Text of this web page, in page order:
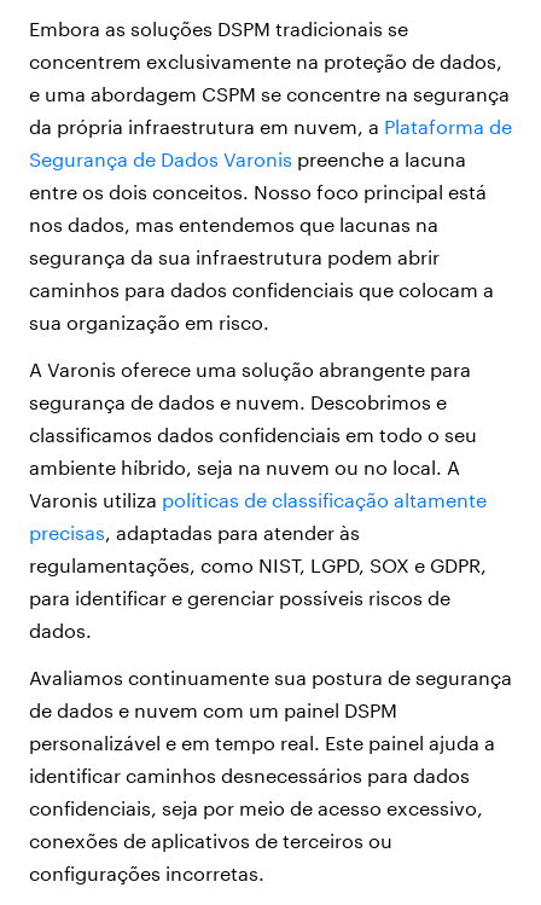
Embora as soluções DSPM tradicionais se
concentrem exclusivamente na proteção de dados,
e uma abordagem CSPM se concentre na segurança
da própria infraestrutura em nuvem, a Plataforma de
Segurança de Dados Varonis preenche a lacuna
entre os dois conceitos. Nosso foco principal está
nos dados, mas entendemos que lacunas na
segurança da sua infraestrutura podem abrir
caminhos para dados confidenciais que colocam a
sua organização em risco.
A Varonis oferece uma solução abrangente para
segurança de dados e nuvem. Descobrimos e
classificamos dados confidenciais em todo o seu
ambiente híbrido, seja na nuvem ou no local. A
Varonis utiliza políticas de classificação altamente
precisas , adaptadas para atender às
regulamentações, como NIST, LGPD, SOX e GDPR,
para identificar e gerenciar possíveis riscos de
dados.
Avaliamos continuamente sua postura de segurança
de dados e nuvem com um painel DSPM
personalizável e em tempo real. Este painel ajuda a
identificar caminhos desnecessários para dados
confidenciais, seja por meio de acesso excessivo,
conexões de aplicativos de terceiros ou
configurações incorretas.